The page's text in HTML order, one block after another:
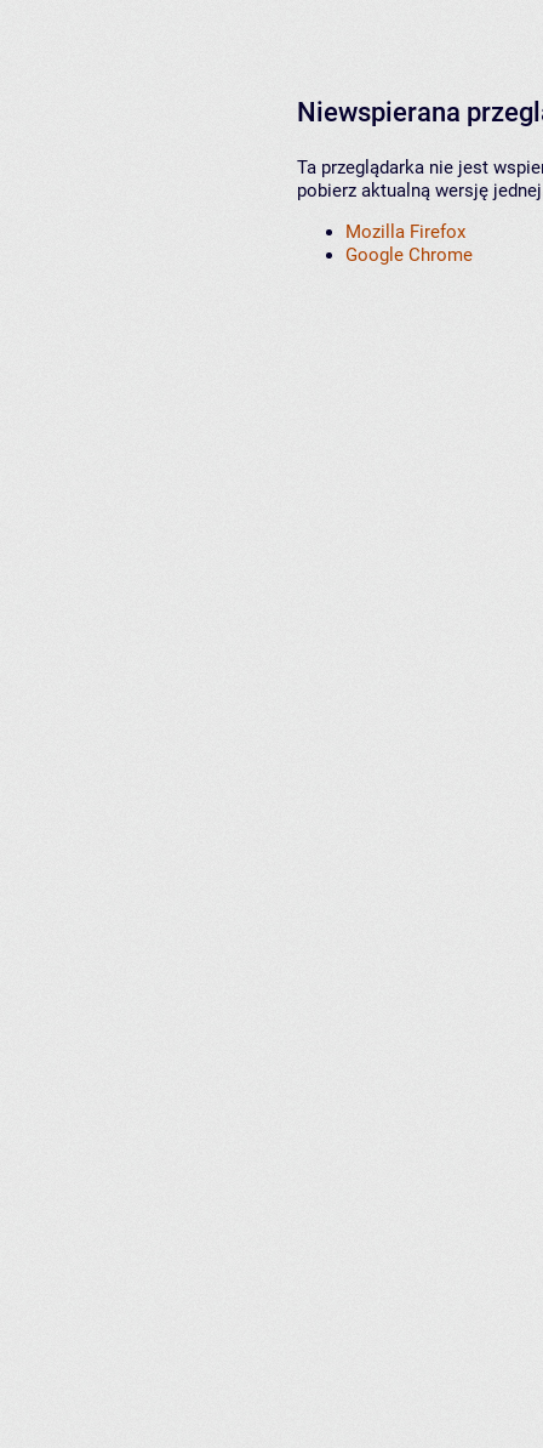
Niewspierana
Ta przeglądarka nie jest
pobierz aktualną wersję
Mozilla Firefox
Google Chrome